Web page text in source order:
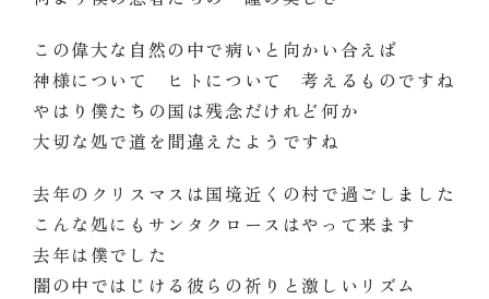
この偉大な自然の中で病いと向かい合えば
神様について ヒトについて 考えるものですね
やはり僕たちの国は残念だけれど何か
大切な処で道を間違えたようですね
去年のクリスマスは国境近くの村で過ごしました
こんな処にもサンタクロースはやって来ます
去年は僕でした
闇の中ではじける彼らの祈りと激しいリズム